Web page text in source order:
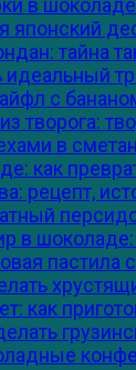
в шоколаде
японский
тайна
идеальный
с
творога:
в
как
рецепт,
в
пастила
как